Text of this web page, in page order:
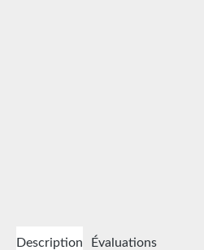
Description Évaluations